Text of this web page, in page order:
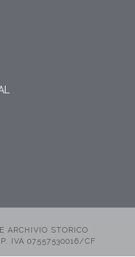
ARCHIVIO STORICO
IVA 07557530016/CF